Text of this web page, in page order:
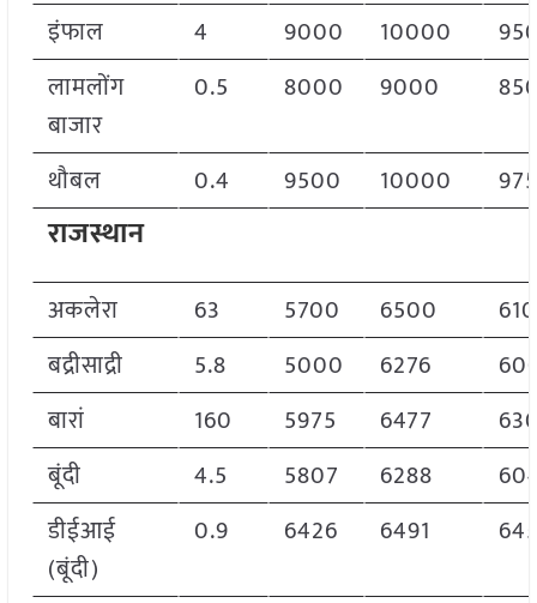
इंफाल
4 9000 10000
लामलोंग
बाजार
0.5 8000 9000
थौबल 0.4 9500 10000
राजस्थान
अकलेरा 63 5700 6500
बद्रीसाद्री
5.8 5000 6276
बारां
160 5975 6477
बूंदी
4.5 5807 6288
डीईआई
(बूंदी)
0.9 6426 6491